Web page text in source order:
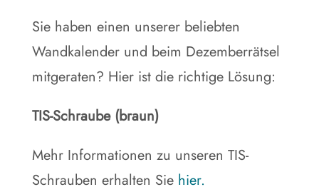
Sie haben einen unserer beliebten
Wandkalender und beim Dezemberrätsel
mitgeraten? Hier ist die richtige Lösung:
TIS-Schraube (braun)
Mehr Informationen zu unseren TIS-
Schrauben erhalten Siehier.